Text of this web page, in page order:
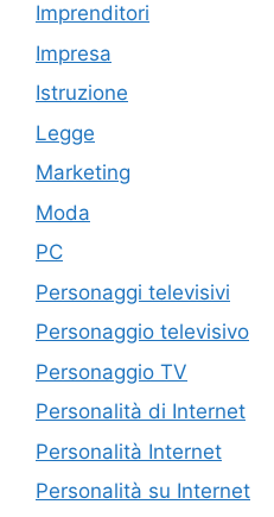
Imprenditori
Impresa
Istruzione
Legge
Marketing
Moda
PC
Personaggi televisivi
Personaggio televisivo
Personaggio TV
Personalità di Internet
Personalità Internet
Personalità su Internet